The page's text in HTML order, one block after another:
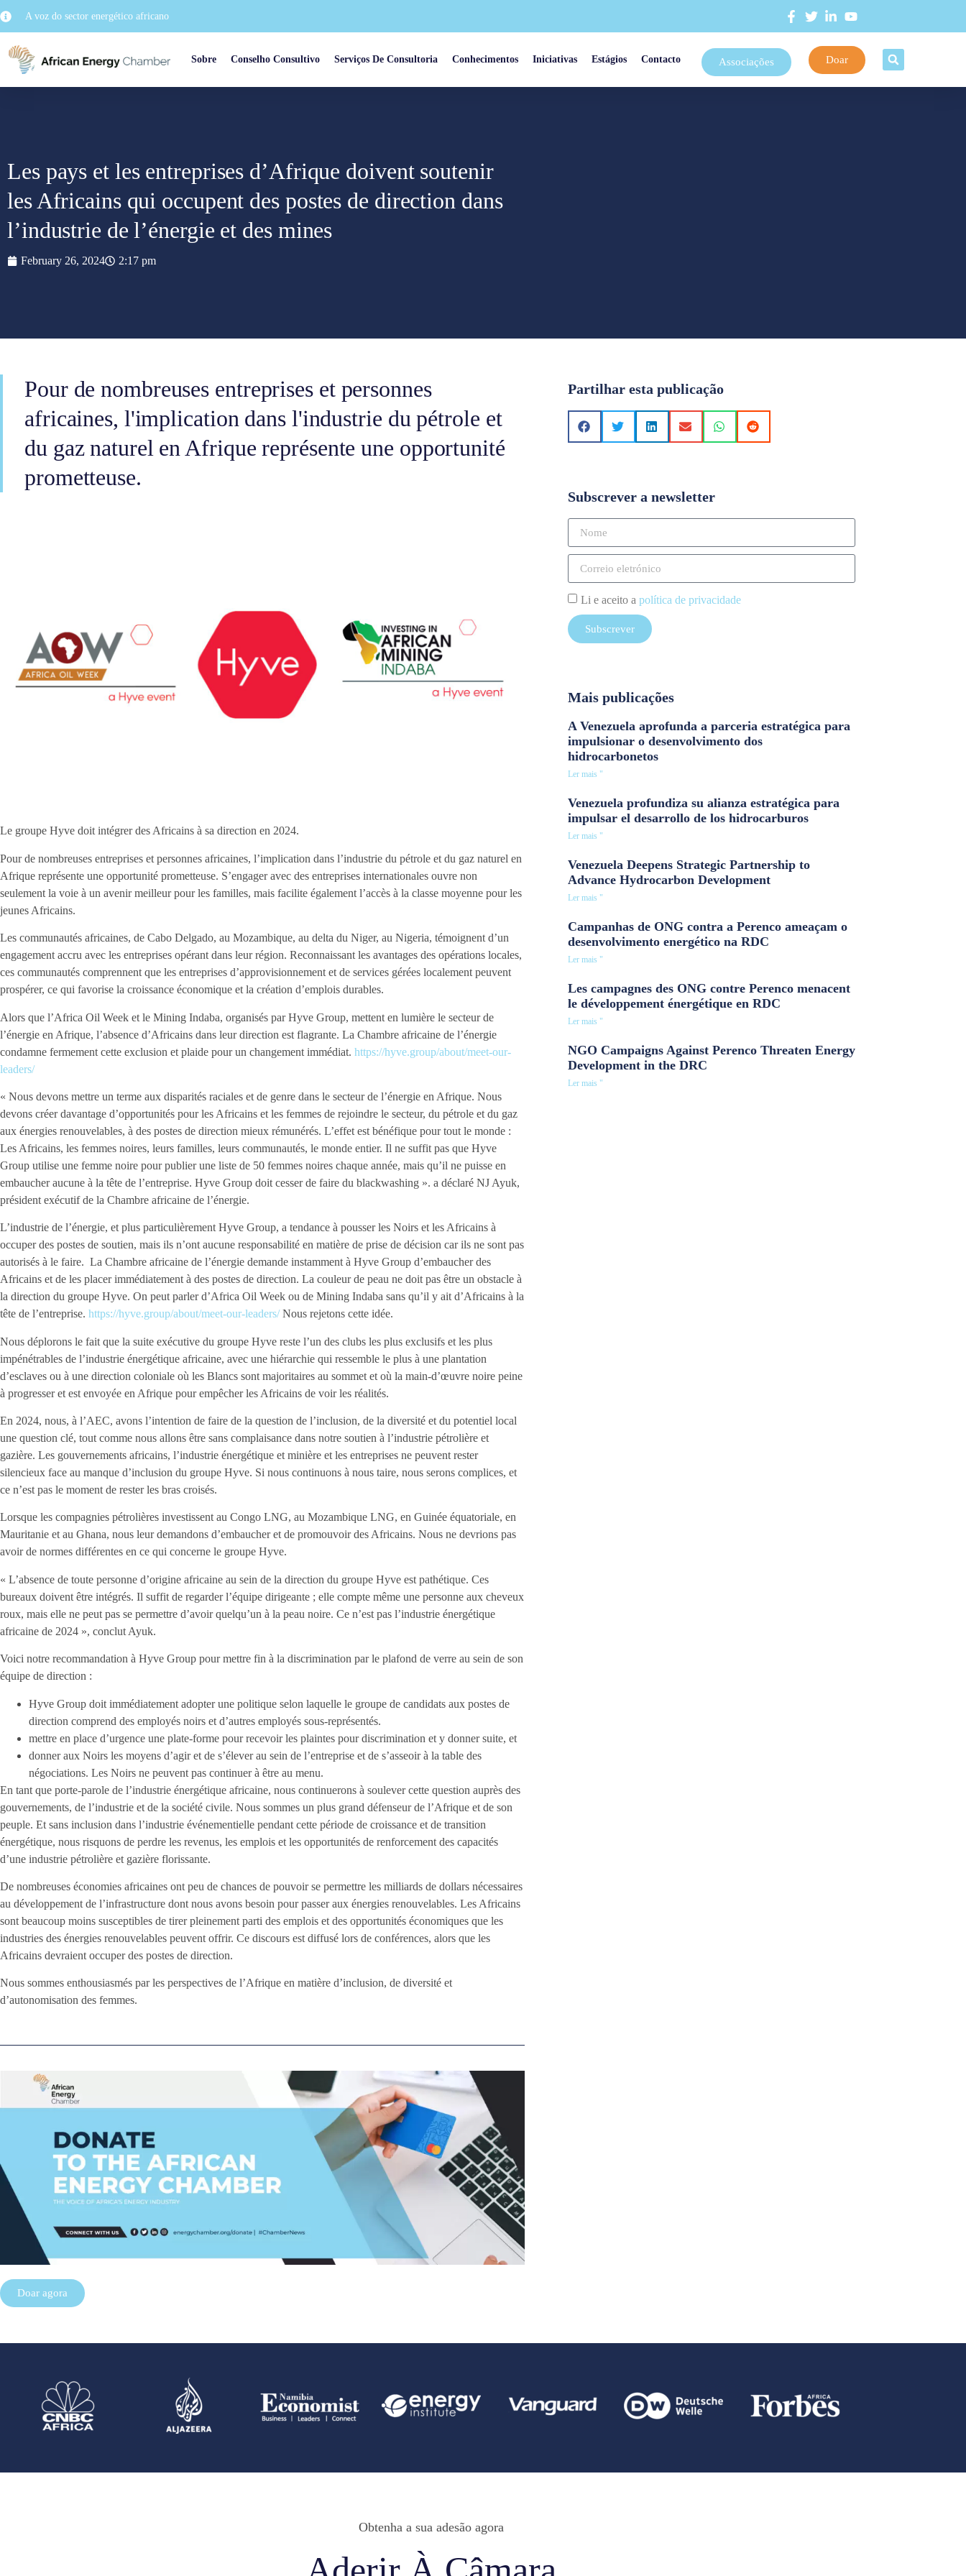
A voz do sector energético africano
Sobre Conselho Consultivo Serviços De Consultoria Conhecimentos Iniciativas Estágios Contacto Associações Doar
Les pays et les entreprises d’Afrique doivent soutenir
les Africains qui occupent des postes de direction dans
l’industrie de l’énergie et des mines
February 26, 2024 2:17 pm
Pour de nombreuses entreprises et personnes
africaines, l'implication dans l'industrie du pétrole et
du gaz naturel en Afrique représente une opportunité
prometteuse.
Le groupe Hyve doit intégrer des Africains à sa direction en 2024.
Pour de nombreuses entreprises et personnes africaines, l’implication dans l’industrie du pétrole et du gaz naturel en
Afrique représente une opportunité prometteuse. S’engager avec des entreprises internationales ouvre non
seulement la voie à un avenir meilleur pour les familles, mais facilite également l’accès à la classe moyenne pour les
jeunes Africains.
Les communautés africaines, de Cabo Delgado, au Mozambique, au delta du Niger, au Nigeria, témoignent d’un
engagement accru avec les entreprises opérant dans leur région. Reconnaissant les avantages des opérations locales,
ces communautés comprennent que les entreprises d’approvisionnement et de services gérées localement peuvent
prospérer, ce qui favorise la croissance économique et la création d’emplois durables.
Alors que l’Africa Oil Week et le Mining Indaba, organisés par Hyve Group, mettent en lumière le secteur de
l’énergie en Afrique, l’absence d’Africains dans leur direction est flagrante. La Chambre africaine de l’énergie
condamne fermement cette exclusion et plaide pour un changement immédiat. https://hyve.group/about/meet-our-
leaders/
« Nous devons mettre un terme aux disparités raciales et de genre dans le secteur de l’énergie en Afrique. Nous
devons créer davantage d’opportunités pour les Africains et les femmes de rejoindre le secteur, du pétrole et du gaz
aux énergies renouvelables, à des postes de direction mieux rémunérés. L’effet est bénéfique pour tout le monde :
Les Africains, les femmes noires, leurs familles, leurs communautés, le monde entier. Il ne suffit pas que Hyve
Group utilise une femme noire pour publier une liste de 50 femmes noires chaque année, mais qu’il ne puisse en
embaucher aucune à la tête de l’entreprise. Hyve Group doit cesser de faire du blackwashing ». a déclaré NJ Ayuk,
président exécutif de la Chambre africaine de l’énergie.
L’industrie de l’énergie, et plus particulièrement Hyve Group, a tendance à pousser les Noirs et les Africains à
occuper des postes de soutien, mais ils n’ont aucune responsabilité en matière de prise de décision car ils ne sont pas
autorisés à le faire. La Chambre africaine de l’énergie demande instamment à Hyve Group d’embaucher des
Africains et de les placer immédiatement à des postes de direction. La couleur de peau ne doit pas être un obstacle à
la direction du groupe Hyve. On peut parler d’Africa Oil Week ou de Mining Indaba sans qu’il y ait d’Africains à la
tête de l’entreprise. https://hyve.group/about/meet-our-leaders/Nous rejetons cette idée.
Nous déplorons le fait que la suite exécutive du groupe Hyve reste l’un des clubs les plus exclusifs et les plus
impénétrables de l’industrie énergétique africaine, avec une hiérarchie qui ressemble le plus à une plantation
d’esclaves ou à une direction coloniale où les Blancs sont majoritaires au sommet et où la main-d’œuvre noire peine
à progresser et est envoyée en Afrique pour empêcher les Africains de voir les réalités.
En 2024, nous, à l’AEC, avons l’intention de faire de la question de l’inclusion, de la diversité et du potentiel local
une question clé, tout comme nous allons être sans complaisance dans notre soutien à l’industrie pétrolière et
gazière. Les gouvernements africains, l’industrie énergétique et minière et les entreprises ne peuvent rester
silencieux face au manque d’inclusion du groupe Hyve. Si nous continuons à nous taire, nous serons complices, et
ce n’est pas le moment de rester les bras croisés.
Lorsque les compagnies pétrolières investissent au Congo LNG, au Mozambique LNG, en Guinée équatoriale, en
Mauritanie et au Ghana, nous leur demandons d’embaucher et de promouvoir des Africains. Nous ne devrions pas
avoir de normes différentes en ce qui concerne le groupe Hyve.
« L’absence de toute personne d’origine africaine au sein de la direction du groupe Hyve est pathétique. Ces
bureaux doivent être intégrés. Il suffit de regarder l’équipe dirigeante ; elle compte même une personne aux cheveux
roux, mais elle ne peut pas se permettre d’avoir quelqu’un à la peau noire. Ce n’est pas l’industrie énergétique
africaine de 2024 », conclut Ayuk.
Voici notre recommandation à Hyve Group pour mettre fin à la discrimination par le plafond de verre au sein de son
équipe de direction :
Hyve Group doit immédiatement adopter une politique selon laquelle le groupe de candidats aux postes de
direction comprend des employés noirs et d’autres employés sous-représentés.
mettre en place d’urgence une plate-forme pour recevoir les plaintes pour discrimination et y donner suite, et
donner aux Noirs les moyens d’agir et de s’élever au sein de l’entreprise et de s’asseoir à la table des
négociations. Les Noirs ne peuvent pas continuer à être au menu.
En tant que porte-parole de l’industrie énergétique africaine, nous continuerons à soulever cette question auprès des
gouvernements, de l’industrie et de la société civile. Nous sommes un plus grand défenseur de l’Afrique et de son
peuple. Et sans inclusion dans l’industrie événementielle pendant cette période de croissance et de transition
énergétique, nous risquons de perdre les revenus, les emplois et les opportunités de renforcement des capacités
d’une industrie pétrolière et gazière florissante.
De nombreuses économies africaines ont peu de chances de pouvoir se permettre les milliards de dollars nécessaires
au développement de l’infrastructure dont nous avons besoin pour passer aux énergies renouvelables. Les Africains
sont beaucoup moins susceptibles de tirer pleinement parti des emplois et des opportunités économiques que les
industries des énergies renouvelables peuvent offrir. Ce discours est diffusé lors de conférences, alors que les
Africains devraient occuper des postes de direction.
Nous sommes enthousiasmés par les perspectives de l’Afrique en matière d’inclusion, de diversité et
d’autonomisation des femmes.
Doar agora
Partilhar esta publicação
Subscrever a newsletter
Li e aceito a política de privacidade
Subscrever
Mais publicações
A Venezuela aprofunda a parceria estratégica para
impulsionar o desenvolvimento dos
hidrocarbonetos
Ler mais "
Venezuela profundiza su alianza estratégica para
impulsar el desarrollo de los hidrocarburos
Ler mais "
Venezuela Deepens Strategic Partnership to
Advance Hydrocarbon Development
Ler mais "
Campanhas de ONG contra a Perenco ameaçam o
desenvolvimento energético na RDC
Ler mais "
Les campagnes des ONG contre Perenco menacent
le développement énergétique en RDC
Ler mais "
NGO Campaigns Against Perenco Threaten Energy
Development in the DRC
Ler mais "
Obtenha a sua adesão agora